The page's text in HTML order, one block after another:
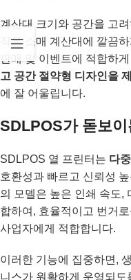
계산대 크기와 공간을 고
작은 소매 계산대에 깔끔
판매 및 이벤트에 적합하
고 공간 절약형 디자인을
에 잘 어울립니다.
SDLPOS가 돋보
SDLPOS 열 프린터는 다
호환성과 빠르고 신뢰성
의 모델은 높은 인쇄 속도,
합하여, 효율적이고 번거
사업자에게 적합합니다.
이러한 기능에 집중하면,
니스가 원활하게 운영되도